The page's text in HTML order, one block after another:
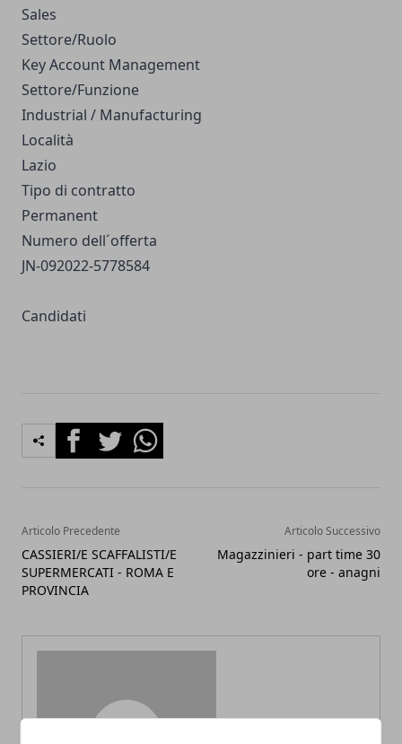
Sales
Settore/Ruolo
Key Account Management
Settore/Funzione
Industrial / Manufacturing
Località
Lazio
Tipo di contratto
Permanent
Numero dell´offerta
JN-092022-5778584
Candidati
FacebookTwitterWhatsapp
Articolo Precedente
CASSIERI/E SCAFFALISTI/E
SUPERMERCATI - ROMA E
PROVINCIA
Articolo Successivo
Magazzinieri - part time 30
ore - anagni